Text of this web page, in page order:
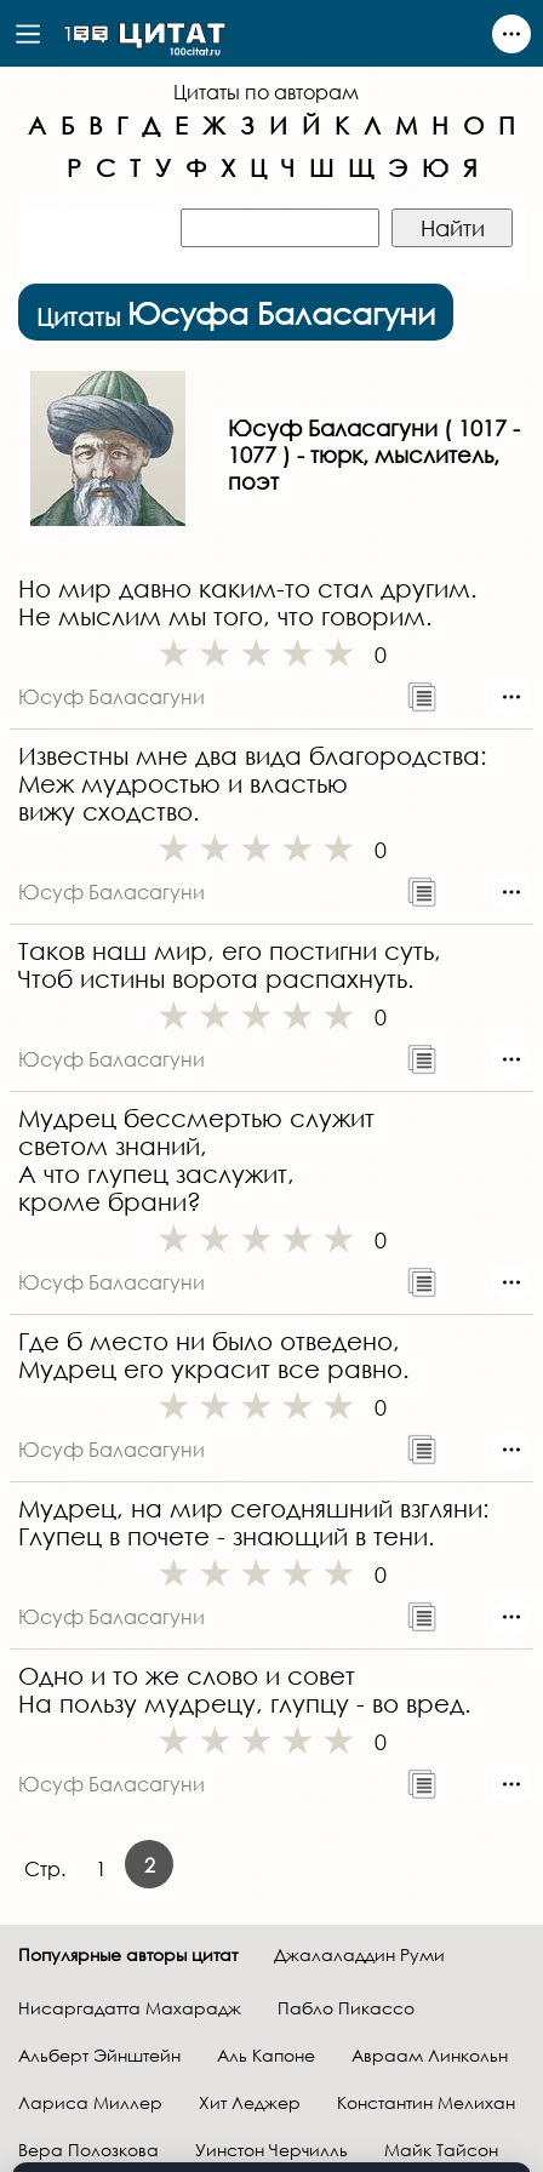
Цитаты по авторам
А Б В Г Д Е Ж З И Й К Л М Н О П
Р С Т У Ф Х Ц Ч Ш Щ Э Ю Я
Цитаты Юсуфа Баласагуни
Юсуф Баласагуни ( 1017 -
1077 ) - тюрк, мыслитель,
поэт
Но мир давно каким-то стал другим.
Не мыслим мы того, что говорим.
0
Юсуф Баласагуни
Известны мне два вида благородства:
Меж мудростью и властью
вижу сходство.
0
Юсуф Баласагуни
Таков наш мир, его постигни суть,
Чтоб истины ворота распахнуть.
0
Юсуф Баласагуни
Мудрец бессмертью служит
светом знаний,
А что глупец заслужит,
кроме брани?
0
Юсуф Баласагуни
Где б место ни было отведено,
Мудрец его украсит все равно.
0
Юсуф Баласагуни
Мудрец, на мир сегодняшний взгляни:
Глупец в почете - знающий в тени.
0
Юсуф Баласагуни
Одно и то же слово и совет
На пользу мудрецу, глупцу - во вред.
0
Юсуф Баласагуни
Стр. 1 2
Популярные авторы цитат Джалаладдин Руми
Нисаргадатта Махарадж Пабло Пикассо
Альберт Эйнштейн Аль Капоне Авраам Линкольн
Лариса Миллер Хит Леджер Константин Мелихан
Вера Полозкова Уинстон Черчилль Майк Тайсон